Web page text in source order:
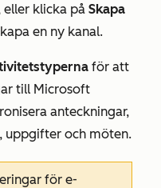
klicka på Skapa
en ny kanal.
för att
till Microsoft
anteckningar,
uppgifter och möten.
för e-